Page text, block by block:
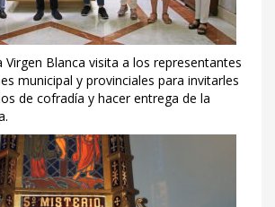
Virgen Blanca visita a los representantes
municipal y provinciales para invitarles
de cofradía y hacer entrega de la